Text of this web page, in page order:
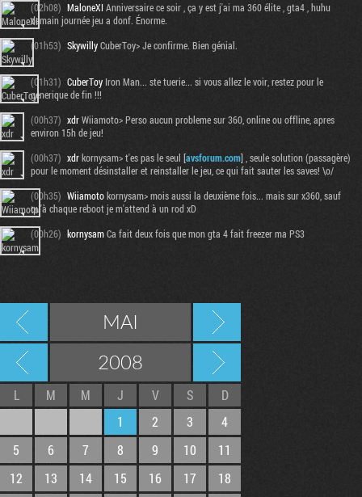
(02h08) MaloneXI Anniversaire ce soir , ça y est j'ai ma 360 élite , gta4 , huhu
demain journée jeu a donf. Énorme.
(01h53) SkywillyCuberToy> Je confirme. Bien génial.
(01h31) CuberToy Iron Man... ste tuerie... si vous allez le voir, restez pour le
generique de fin !!!
(00h37) xdrWiiamoto> Perso aucun probleme sur 360, online ou offline, apres
environ 15h de jeu!
(00h37) xdrkornysam> t'es pas le seul [avsforum.com] , seule solution (passagère)
pour le moment désinstaller et reinstaller le jeu, ce qui fait sauter les saves! \o/
(00h35) Wiiamotokornysam> mois aussi la deuxième fois... mais sur x360, sauf
qu'à chaque reboot je m'attend à un rod xD
(00h26) kornysamCa fait deux fois que mon gta 4 fait freezer ma PS3
MAI
2008
L M M J V S
D
1
2 3
4
5
6 7 8 9 10
11
12
13 14 15 16 17 18